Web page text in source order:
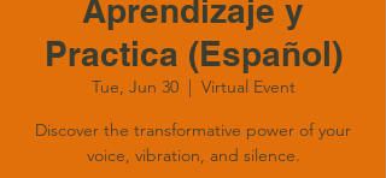
Aprendizaje y
Practica (Español)
Tue, Jun 30
  |
Virtual Event
Discover the transformative power of your
voice, vibration, and silence.